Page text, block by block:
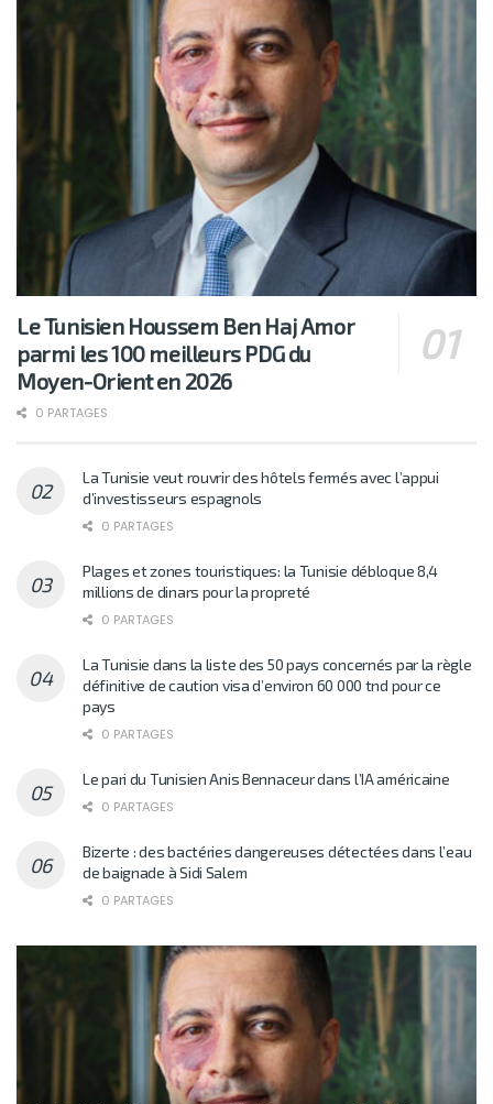
Le Tunisien Houssem Ben Haj Amor
parmi les 100 meilleurs PDG du
Moyen-Orient en 2026
0 PARTAGES
La Tunisie veut rouvrir des hôtels fermés avec l’appui
d’investisseurs espagnols
0 PARTAGES
Plages et zones touristiques: la Tunisie débloque 8,4
millions de dinars pour la propreté
0 PARTAGES
La Tunisie dans la liste des 50 pays concernés par la règle
définitive de caution visa d’environ 60 000 tnd pour ce
pays
0 PARTAGES
Le pari du Tunisien Anis Bennaceur dans l’IA américaine
0 PARTAGES
Bizerte : des bactéries dangereuses détectées dans l’eau
de baignade à Sidi Salem
0 PARTAGES